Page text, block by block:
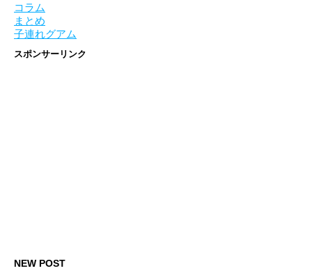
コラム
まとめ
子連れグアム
スポンサーリンク
NEW POST